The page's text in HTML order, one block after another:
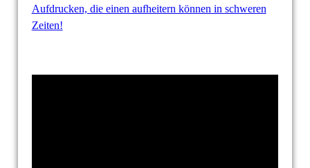
Aufdrucken, die einen aufheitern können in schweren
Zeiten!